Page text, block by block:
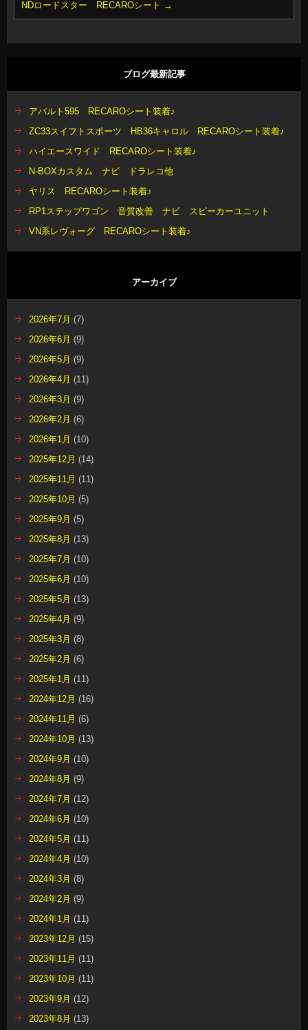
NDロードスター RECAROシート →
ブログ最新記事
アバルト595 RECAROシート装着♪
ZC33スイフトスポーツ HB36キャロル RECAROシート装着♪
ハイエースワイド RECAROシート装着♪
N-BOXカスタム ナビ ドラレコ他
ヤリス RECAROシート装着♪
RP1ステップワゴン 音質改善 ナビ スピーカーユニット
VN系レヴォーグ RECAROシート装着♪
アーカイブ
2026年7月 (7)
2026年6月 (9)
2026年5月 (9)
2026年4月 (11)
2026年3月 (9)
2026年2月 (6)
2026年1月 (10)
2025年12月 (14)
2025年11月 (11)
2025年10月 (5)
2025年9月 (5)
2025年8月 (13)
2025年7月 (10)
2025年6月 (10)
2025年5月 (13)
2025年4月 (9)
2025年3月 (8)
2025年2月 (6)
2025年1月 (11)
2024年12月 (16)
2024年11月 (6)
2024年10月 (13)
2024年9月 (10)
2024年8月 (9)
2024年7月 (12)
2024年6月 (10)
2024年5月 (11)
2024年4月 (10)
2024年3月 (8)
2024年2月 (9)
2024年1月 (11)
2023年12月 (15)
2023年11月 (11)
2023年10月 (11)
2023年9月 (12)
2023年8月 (13)